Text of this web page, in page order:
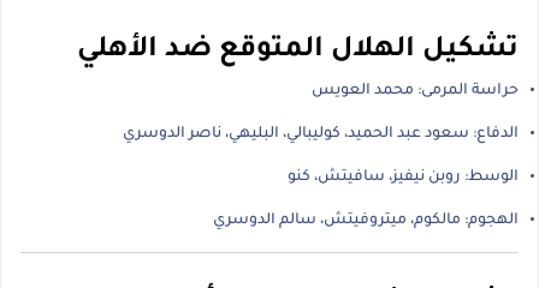
تشكيل الهلال المتوقع ضد الأهلي
حراسة المرمى: محمد العويس
الدفاع: سعود عبد الحميد، كوليبالي، البليهي، ناصر الدوسري
الوسط: روبن نيفيز، سافيتش، كنو
الهجوم: مالكوم، ميتروفيتش، سالم الدوسري